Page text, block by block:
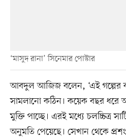
‘মাসুদ রানা’ সিনেমার পোস্টার
আবদুল আজিজ বলেন, ‘এই গল্পের
সামলানো কঠিন। কয়েক বছর ধরে
মুক্তি পাচ্ছে। এরই মধ্যে চলচ্চিত্র
অনুমতি পেয়েছে। সেখান থেকে